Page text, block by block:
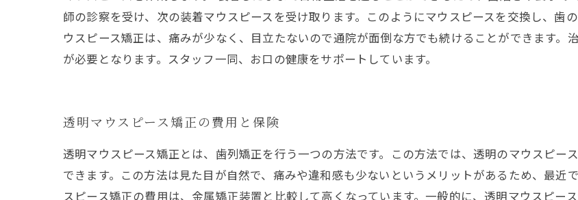
師の診察を受け、次の装着マウスピースを受け取ります。このようにマウスピースを交換し、歯
ウスピース矯正は、痛みが少なく、目立たないので通院が面倒な方でも続けることができます。
が必要となります。スタッフ一同、お口の健康をサポートしています。
透明マウスピース矯正の費用と保険
透明マウスピース矯正とは、歯列矯正を行う一つの方法です。この方法では、透明のマウスピー
できます。この方法は見た目が自然で、痛みや違和感も少ないというメリットがあるため、最近
スピース矯正の費用は、金属矯正装置と比較して高くなっています。一般的に、透明マウスピー